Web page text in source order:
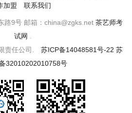
加盟
联系我们
路9号 邮箱：china@zgks.net茶艺师考
试网
责任公司. 苏ICP备14048581号-22 苏
32010202010758号